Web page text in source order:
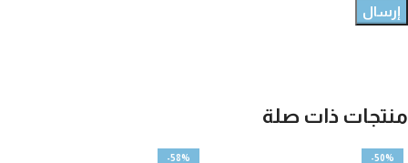
منتجات ذات صلة
-50%
-58%